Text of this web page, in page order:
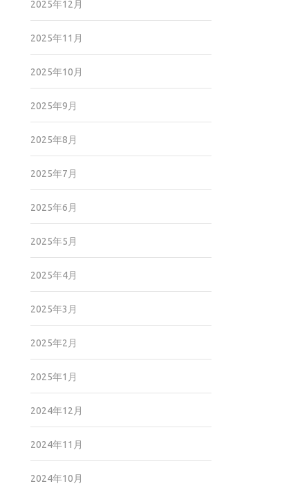
2025年12月
2025年11月
2025年10月
2025年9月
2025年8月
2025年7月
2025年6月
2025年5月
2025年4月
2025年3月
2025年2月
2025年1月
2024年12月
2024年11月
2024年10月